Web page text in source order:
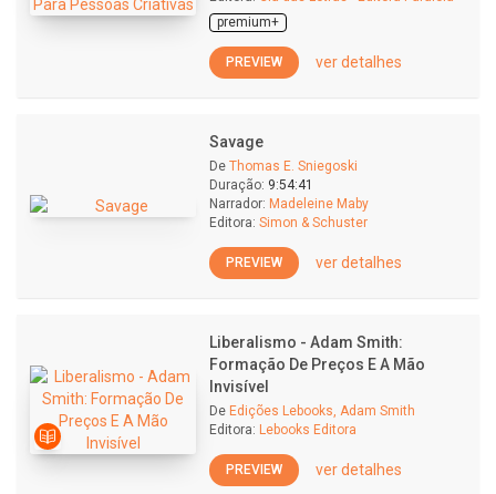
premium+
PREVIEW ver detalhes
Savage
De Thomas E. Sniegoski
Duração: 9:54:41
Narrador: Madeleine Maby
Editora: Simon & Schuster
PREVIEW ver detalhes
Liberalismo - Adam Smith:
Formação De Preços E A Mão
Invisível
De Edições Lebooks, Adam Smith
Editora: Lebooks Editora
PREVIEW ver detalhes